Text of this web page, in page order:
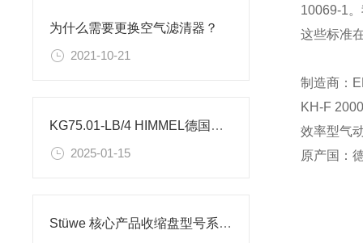
为什么需要更换空气滤清器？
2021-10-21
KG75.01-LB/4 HIMMEL德国电机使用范围及领域
2025-01-15
Stüwe 核心产品收缩盘型号系列以及应用案例
10069-1
这些标准
制造商：
KH-F
效率型气
原产国：